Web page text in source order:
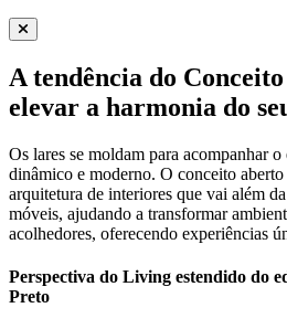
A tendência do
elevar a harmonia do
Os lares se moldam para acompanhar
dinâmico e moderno. O conceito aberto
arquitetura de interiores que vai além
móveis, ajudando a transformar
acolhedores, oferecendo experiências
Perspectiva do Living estendido do
Preto